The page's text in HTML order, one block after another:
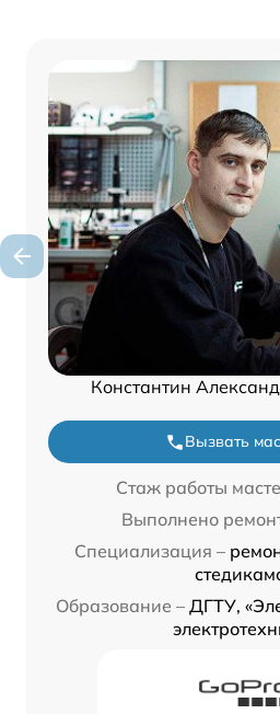
Константин
Вызвать
Стаж работы
Выполнено
Специализация –
Образование – ДГТУ,